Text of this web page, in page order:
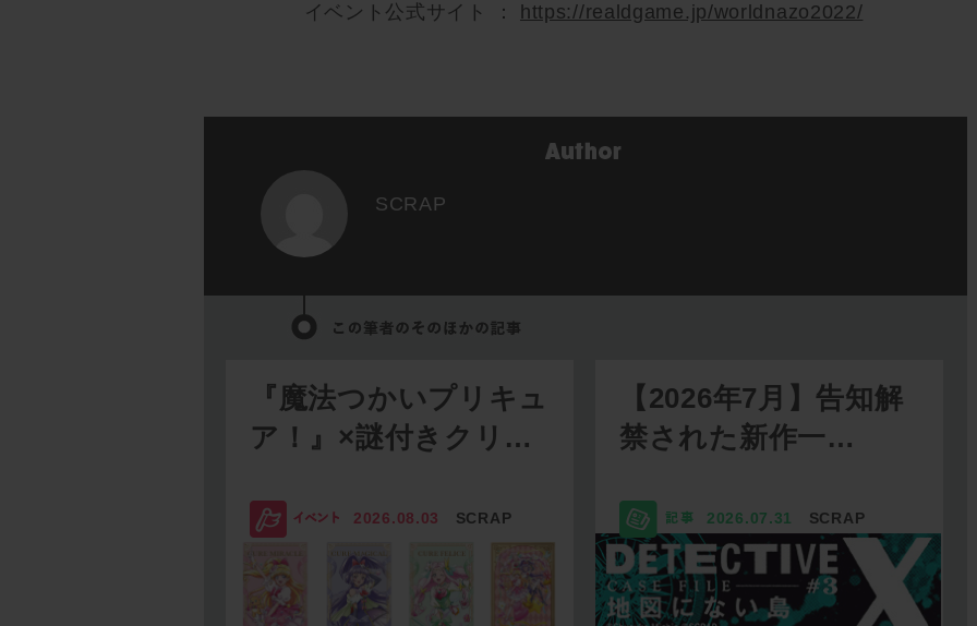
イベント公式サイト ： https://realdgame.jp/worldnazo2022/
SCRAP
『魔法つかいプリキュ
ア！』×謎付きクリ…
2026.08.03 SCRAP
【2026年7月】告知解
禁された新作一…
2026.07.31 SCRAP